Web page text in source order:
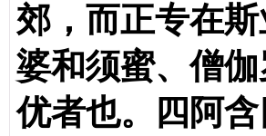
郊，而正专在
婆和须蜜、僧
优者也。四阿